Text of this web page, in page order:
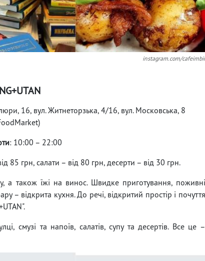
instagram.com/cafeimbir
16, вул. Житнеторзька, 4/16, вул. Московська, 8
: 10:00 – 22:00
85 грн, салати – від 80 грн, десерти – від 30 грн.
а також їжі на винос. Швидке приготування, поживні
– відкрита кухня. До речі, відкритий простір і почуття
смузі та напоїв, салатів, супу та десертів. Все це –